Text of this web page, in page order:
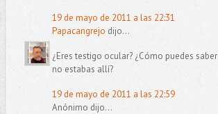
19 de mayo de 2011 a las 22:31
Papacangrejo dijo...
¿Eres testigo ocular? ¿Cómo puedes
no estabas allí?
19 de mayo de 2011 a las 22:59
Anónimo dijo...